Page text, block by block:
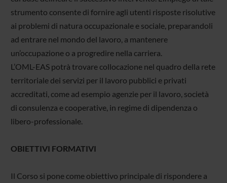
strumento consente di fornire agli utenti risposte risolutive
ai problemi di natura occupazionale e sociale, preparandoli
ad entrare nel mondo del lavoro, a mantenere
un’occupazione o a progredire nella carriera.
L’OML-EAS potrà trovare collocazione nel quadro della rete
territoriale dei servizi per il lavoro pubblici e privati
accreditati, come ad esempio agenzie per il lavoro, società
di consulenza e cooperative, in regime di dipendenza o
libero-professionale.
OBIETTIVI FORMATIVI
Il Corso si pone come obiettivo principale di rispondere a